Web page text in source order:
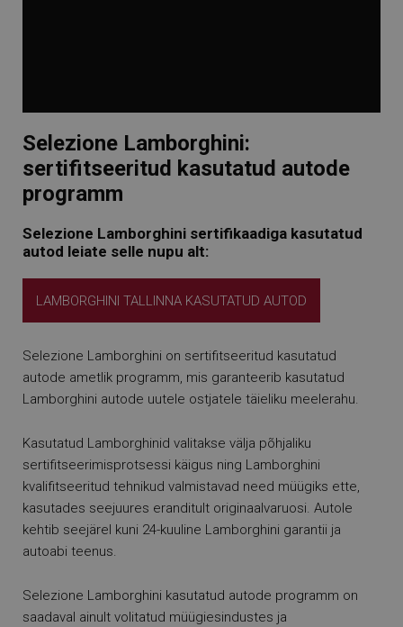
Selezione Lamborghini:
sertifitseeritud kasutatud autode
programm
Selezione Lamborghini sertifikaadiga kasutatud
autod leiate selle nupu alt:
LAMBORGHINI TALLINNA KASUTATUD AUTOD
Selezione Lamborghini on sertifitseeritud kasutatud
autode ametlik programm, mis garanteerib kasutatud
Lamborghini autode uutele ostjatele täieliku meelerahu.
Kasutatud Lamborghinid valitakse välja põhjaliku
sertifitseerimisprotsessi käigus ning Lamborghini
kvalifitseeritud tehnikud valmistavad need müügiks ette,
kasutades seejuures eranditult originaalvaruosi. Autole
kehtib seejärel kuni 24-kuuline Lamborghini garantii ja
autoabi teenus.
Selezione Lamborghini kasutatud autode programm on
saadaval ainult volitatud müügiesindustes ja